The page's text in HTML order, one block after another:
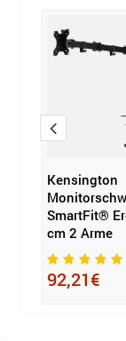
Kensington
SmartFit®
cm 2 Arme
92,21€